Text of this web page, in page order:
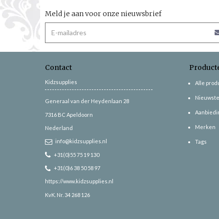
Meld je aan voor onze nieuwsbrief
Contact
Kidzsupplies
Generaal van der Heydenlaan 28
7316 BC Apeldoorn
Nederland
info@kidzsupplies.nl
+31(0)55 75 19 130
+31(0)6 38 50 58 97
https://www.kidzsupplies.nl
KvK. Nr. 34 268 126
Alle
Merken
Tags